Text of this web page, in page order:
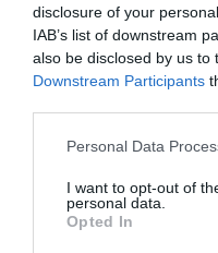
disclosure of your
IAB’s list of downstream
also be disclosed by us to
Downstream Participants
Personal Data
I want to opt-out of
personal data.
Opted In